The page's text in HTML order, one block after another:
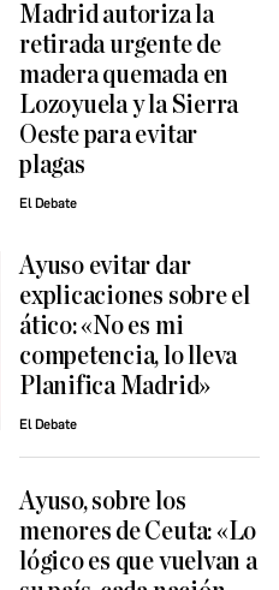
Madrid autoriza la
retirada urgente de
madera quemada en
Lozoyuela y la Sierra
Oeste para evitar
plagas
El Debate
Ayuso evitar dar
explicaciones sobre el
ático: «No es mi
competencia, lo lleva
Planifica Madrid»
El Debate
Ayuso, sobre los
menores de Ceuta: «Lo
lógico es que vuelvan a